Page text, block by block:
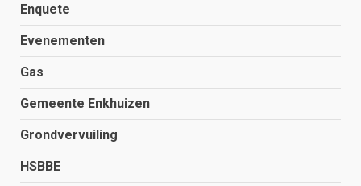
Enquete
Evenementen
Gas
Gemeente Enkhuizen
Grondvervuiling
HSBBE